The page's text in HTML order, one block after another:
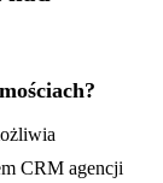
CRM agencji